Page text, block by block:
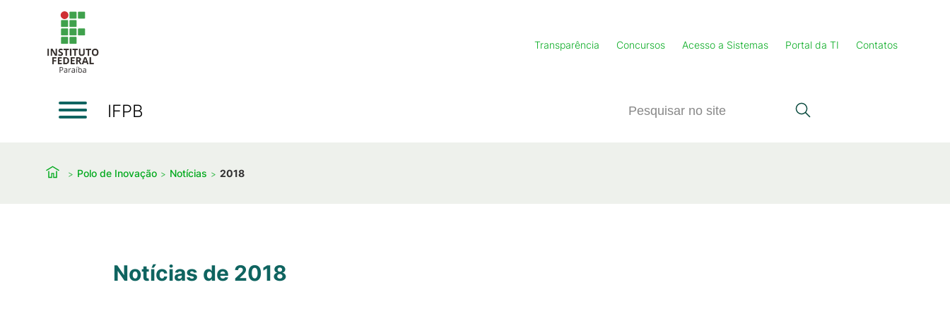
Transparência Concursos Acesso a Sistemas Portal da TI Contatos
IFPB
Polo de Inovação Notícias 2018
Notícias de 2018